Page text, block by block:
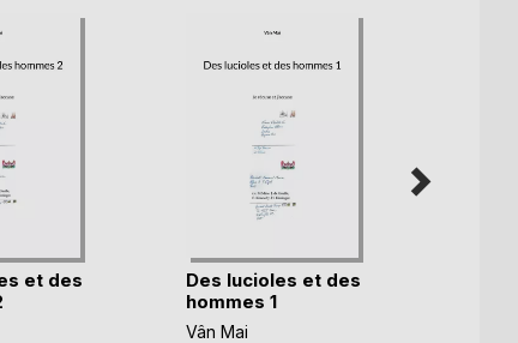
et des
Des lucioles et des
hommes 1
Vân Mai